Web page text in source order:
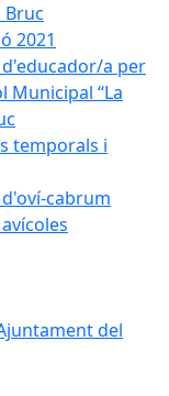
2021
a per
Municipal “La
temporals i
cabrum
del